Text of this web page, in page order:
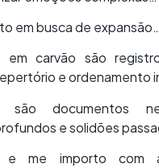
em busca de expansão…
em carvão são
e ordenamento
são documentos
e solidões
e me importo com